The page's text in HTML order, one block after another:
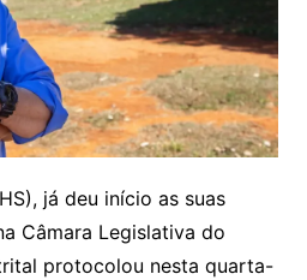
já deu início as suas
Câmara Legislativa do
protocolou nesta quarta-